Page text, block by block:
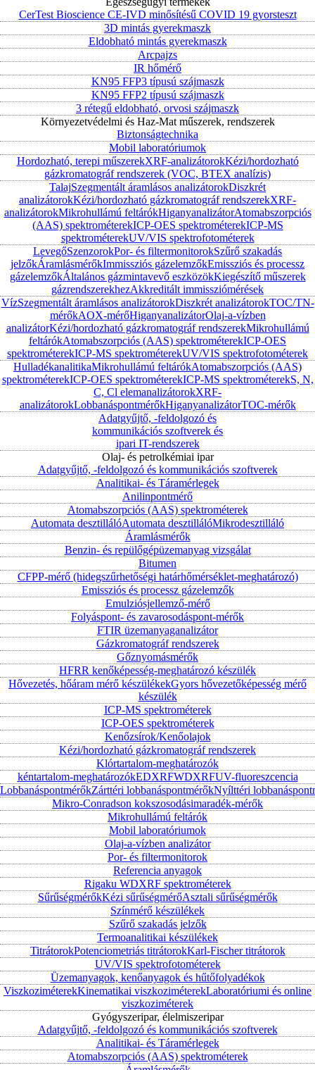
CerTest Bioscience CE-IVD minősítésű COVID 19 gyorsteszt
3D mintás gyerekmaszk
Eldobható mintás gyerekmaszk
Arcpajzs
IR hőmérő
KN95 FFP3 típusú szájmaszk
KN95 FFP2 típusú szájmaszk
3 rétegű eldobható, orvosi szájmaszk
Környezetvédelmi és Haz-Mat műszerek, rendszerek
Biztonságtechnika
Mobil laboratóriumok
Hordozható, terepi műszerekXRF-analizátorokKézi/hordozható
gázkromatográf rendszerek (VOC, BTEX analízis)
TalajSzegmentált áramlásos analizátorokDiszkrét
analizátorokKézi/hordozható gázkromatográf rendszerekXRF-
analizátorokMikrohullámú feltárókHiganyanalizátorAtomabszorpciós
(AAS) spektrométerekICP-OES spektrométerekICP-MS
spektrométerekUV/VIS spektrofotométerek
LevegőSzenzorokPor- és filtermonitorokSzűrő szakadás
jelzőkÁramlásmérőkImmissziós gázelemzőkEmissziós és processz
gázelemzőkÁltalános gázmintavevő eszközökKiegészítő műszerek
gázrendszerekhezAkkreditált immissziómérések
VízSzegmentált áramlásos analizátorokDiszkrét analizátorokTOC/TN-
mérőkAOX-mérőHiganyanalizátorOlaj-a-vízben
analizátorKézi/hordozható gázkromatográf rendszerekMikrohullámú
feltárókAtomabszorpciós (AAS) spektrométerekICP-OES
spektrométerekICP-MS spektrométerekUV/VIS spektrofotométerek
HulladékanalitikaMikrohullámú feltárókAtomabszorpciós (AAS)
spektrométerekICP-OES spektrométerekICP-MS spektrométerekS, N,
C, Cl elemanalizátorokXRF-
analizátorokLobbanáspontmérőkHiganyanalizátorTOC-mérők
Adatgyűjtő, -feldolgozó és
kommunikációs szoftverek és
ipari IT-rendszerek
Olaj- és petrolkémiai ipar
Adatgyűjtő, -feldolgozó és kommunikációs szoftverek
Analitikai- és Táramérlegek
Anilinpontmérő
Atomabszorpciós (AAS) spektrométerek
Automata desztillálóAutomata desztillálóMikrodesztilláló
Áramlásmérők
Benzin- és repülőgépüzemanyag vizsgálat
Bitumen
CFPP-mérő (hidegszűrhetőségi határhőmérséklet-meghatározó)
Emissziós és processz gázelemzők
Emulziósjellemző-mérő
Folyáspont- és zavarosodáspont-mérők
FTIR üzemanyaganalizátor
Gázkromatográf rendszerek
Gőznyomásmérők
HFRR kenőképesség-meghatározó készülék
Hővezetés, hőáram mérő készülékekGyors hővezetőképesség mérő
készülék
ICP-MS spektrométerek
ICP-OES spektrométerek
Kenőzsírok/Kenőolajok
Kézi/hordozható gázkromatográf rendszerek
Klórtartalom-meghatározók
kéntartalom-meghatározókEDXRFWDXRFUV-fluoreszcencia
LobbanáspontmérőkZárttéri lobbanáspontmérőkNyílttéri
Mikro-Conradson kokszosodásimaradék-mérők
Mikrohullámú feltárók
Mobil laboratóriumok
Olaj-a-vízben analizátor
Por- és filtermonitorok
Referencia anyagok
Rigaku WDXRF spektrométerek
SűrűségmérőkKézi sűrűségmérőAsztali sűrűségmérők
Színmérő készülékek
Szűrő szakadás jelzők
Termoanalitikai készülékek
TitrátorokPotenciometriás titrátorokKarl-Fischer titrátorok
UV/VIS spektrofotométerek
Üzemanyagok, kenőanyagok és hűtőfolyadékok
ViszkoziméterekKinematikai viszkoziméterekLaboratóriumi és online
viszkoziméterek
Gyógyszeripar, élelmiszeripar
Adatgyűjtő, -feldolgozó és kommunikációs szoftverek
Analitikai- és Táramérlegek
Atomabszorpciós (AAS) spektrométerek